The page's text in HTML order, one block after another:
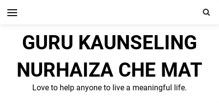
GURU KAUNSELING
NURHAIZA CHE MAT
Love to help anyone to live a meaningful life.